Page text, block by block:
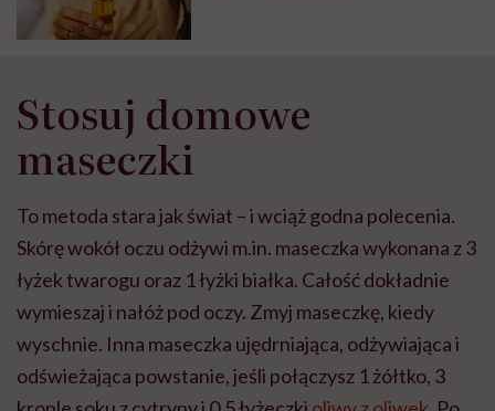
Stosuj domowe
maseczki
To metoda stara jak świat – i wciąż godna polecenia.
Skórę wokół oczu odżywi m.in. maseczka wykonana z 3
łyżek twarogu oraz 1 łyżki białka. Całość dokładnie
wymieszaj i nałóż pod oczy. Zmyj maseczkę, kiedy
wyschnie. Inna maseczka ujędrniająca, odżywiająca i
odświeżająca powstanie, jeśli połączysz 1 żółtko, 3